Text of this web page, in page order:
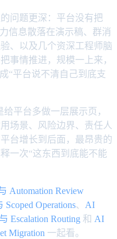
问题更深：平台没有把
信息散落在演示稿、群消
、以及几个资深工程师脑
事情推进，规模一上来，
“平台说不清自己到底支
给平台多做一层展示页，
场景、风险边界、责任人
台增长到后面，最昂贵的
一次“这东西到底能不能
Automation Review
Scoped Operations、 AI
Escalation Routing 和 AI
Migration 一起看。